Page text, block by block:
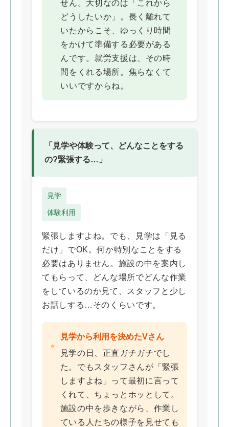
せん。大切なのは「これから
どうしたいか」。長く離れて
いたからこそ、ゆっくり時間
をかけて準備する必要がある
んです。就労支援は、その時
間をくれる場所。焦らなくて
いいですからね。
「見学や体験って、どんなことをする
の?緊張する…」
見学
体験利用
緊張しますよね。でも、見学は「見る
だけ」でOK。何か特別なことをする
必要はありません。施設の中を案内し
てもらって、どんな場所でどんな作業
をしているのか見て、スタッフと少し
お話しする…そのくらいです。
見学から利用を決めたVさん
見学の日、正直ガチガチでし
た。でもスタッフさんが「緊張
しますよね」って最初に言って
くれて、ちょっとホッとして。
施設の中を歩きながら、作業し
ている人たちの様子を見せても